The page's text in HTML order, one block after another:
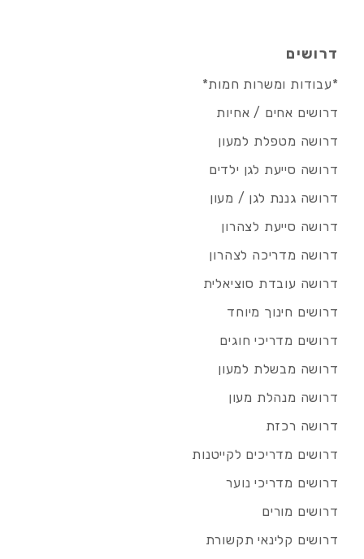
דרושים
*עבודות ומשרות חמות*
דרושים אחים / אחיות
דרושה מטפלת למעון
דרושה סייעת לגן ילדים
דרושה גננת לגן / מעון
דרושה סייעת לצהרון
דרושה מדריכה לצהרון
דרושה עובדת סוציאלית
דרושים חינוך מיוחד
דרושים מדריכי חוגים
דרושה מבשלת למעון
דרושה מנהלת מעון
דרושה רכזת
דרושים מדריכים לקייטנות
דרושים מדריכי נוער
דרושים מורים
דרושים קלינאי תקשורת